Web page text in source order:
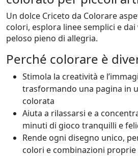
Un dolce Criceto da Colorare
colori, esplora linee semplici e
peloso pieno di allegria.
Perché colorare è
Stimola la creatività e
trasformando una pagina in
colorata
Aiuta a rilassarsi e a
minuti di gioco tranquilli e
Rende ogni disegno unico,
colori e combinazioni proprie